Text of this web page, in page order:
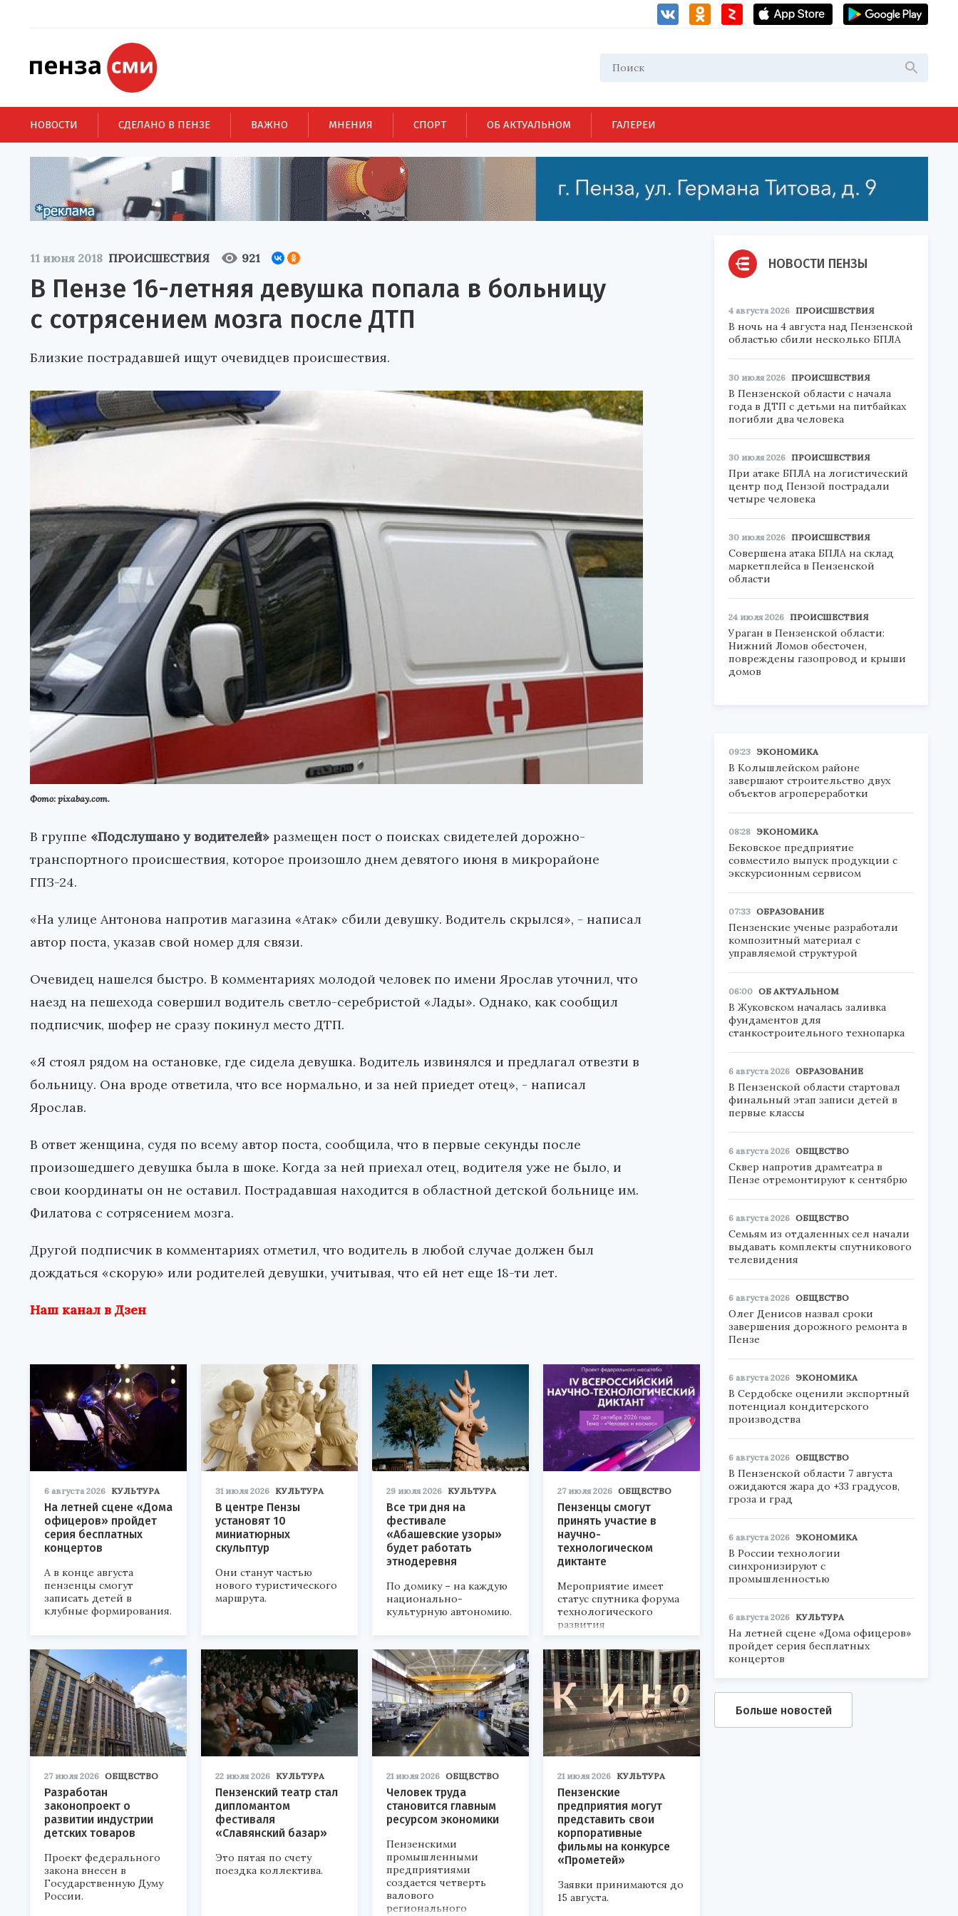
НОВОСТИ СДЕЛАНО В ПЕНЗЕ ВАЖНО МНЕНИЯ СПОРТ ОБ АКТУАЛЬНОМ ГАЛЕРЕИ
11 июня 2018 ПРОИСШЕСТВИЯ 921
В Пензе 16-летняя девушка попала в больницу
с сотрясением мозга после ДТП
Близкие пострадавшей ищут очевидцев происшествия.
Фото: pixabay.com.
В группе «Подслушано у водителей» размещен пост о поисках свидетелей дорожно-
транспортного происшествия, которое произошло днем девятого июня в микрорайоне
ГПЗ-24.
«На улице Антонова напротив магазина «Атак» сбили девушку. Водитель скрылся», - написал
автор поста, указав свой номер для связи.
Очевидец нашелся быстро. В комментариях молодой человек по имени Ярослав уточнил, что
наезд на пешехода совершил водитель светло-серебристой «Лады». Однако, как сообщил
подписчик, шофер не сразу покинул место ДТП.
«Я стоял рядом на остановке, где сидела девушка. Водитель извинялся и предлагал отвезти в
больницу. Она вроде ответила, что все нормально, и за ней приедет отец», - написал
Ярослав.
В ответ женщина, судя по всему автор поста, сообщила, что в первые секунды после
произошедшего девушка была в шоке. Когда за ней приехал отец, водителя уже не было, и
свои координаты он не оставил. Пострадавшая находится в областной детской больнице им.
Филатова с сотрясением мозга.
Другой подписчик в комментариях отметил, что водитель в любой случае должен был
дождаться «скорую» или родителей девушки, учитывая, что ей нет еще 18-ти лет.
Наш канал в Дзен
6 августа 2026 КУЛЬТУРА
На летней сцене «Дома
офицеров» пройдет
серия бесплатных
концертов
А в конце августа
пензенцы смогут
записать детей в
клубные формирования.
31 июля 2026 КУЛЬТУРА
В центре Пензы
установят 10
миниатюрных
скульптур
Они станут частью
нового туристического
маршрута.
29 июля 2026 КУЛЬТУРА
Все три дня на
фестивале
«Абашевские узоры»
будет работать
этнодеревня
По домику – на каждую
национально-
культурную автономию.
27 июля 2026 ОБЩЕСТВО
Пензенцы смогут
принять участие в
научно-
технологическом
диктанте
Мероприятие имеет
статус спутника форума
технологического
развития
«Технопром-2026».
27 июля 2026 ОБЩЕСТВО
Разработан
законопроект о
развитии индустрии
детских товаров
Проект федерального
закона внесен в
Государственную Думу
России.
22 июля 2026 КУЛЬТУРА
Пензенский театр стал
дипломантом
фестиваля
«Славянский базар»
Это пятая по счету
поездка коллектива.
21 июля 2026 ОБЩЕСТВО
Человек труда
становится главным
ресурсом экономики
Пензенскими
промышленными
предприятиями
создается четверть
валового
регионального
21 июля 2026 КУЛЬТУРА
Пензенские
предприятия могут
представить свои
корпоративные
фильмы на конкурсе
«Прометей»
Заявки принимаются до
15 августа.
НОВОСТИ ПЕНЗЫ
4 августа 2026 ПРОИСШЕСТВИЯ
В ночь на 4 августа над Пензенской
областью сбили несколько БПЛА
30 июля 2026 ПРОИСШЕСТВИЯ
В Пензенской области с начала
года в ДТП с детьми на питбайках
погибли два человека
30 июля 2026 ПРОИСШЕСТВИЯ
При атаке БПЛА на логистический
центр под Пензой пострадали
четыре человека
30 июля 2026 ПРОИСШЕСТВИЯ
Совершена атака БПЛА на склад
маркетплейса в Пензенской
области
24 июля 2026 ПРОИСШЕСТВИЯ
Ураган в Пензенской области:
Нижний Ломов обесточен,
повреждены газопровод и крыши
домов
09:23 ЭКОНОМИКА
В Колышлейском районе
завершают строительство двух
объектов агропереработки
08:28 ЭКОНОМИКА
Бековское предприятие
совместило выпуск продукции с
экскурсионным сервисом
07:33 ОБРАЗОВАНИЕ
Пензенские ученые разработали
композитный материал с
управляемой структурой
06:00 ОБ АКТУАЛЬНОМ
В Жуковском началась заливка
фундаментов для
станкостроительного технопарка
6 августа 2026 ОБРАЗОВАНИЕ
В Пензенской области стартовал
финальный этап записи детей в
первые классы
6 августа 2026 ОБЩЕСТВО
Сквер напротив драмтеатра в
Пензе отремонтируют к сентябрю
6 августа 2026 ОБЩЕСТВО
Семьям из отдаленных сел начали
выдавать комплекты спутникового
телевидения
6 августа 2026 ОБЩЕСТВО
Олег Денисов назвал сроки
завершения дорожного ремонта в
Пензе
6 августа 2026 ЭКОНОМИКА
В Сердобске оценили экспортный
потенциал кондитерского
производства
6 августа 2026 ОБЩЕСТВО
В Пензенской области 7 августа
ожидаются жара до +33 градусов,
гроза и град
6 августа 2026 ЭКОНОМИКА
В России технологии
синхронизируют с
промышленностью
6 августа 2026 КУЛЬТУРА
На летней сцене «Дома офицеров»
пройдет серия бесплатных
концертов
Больше новостей